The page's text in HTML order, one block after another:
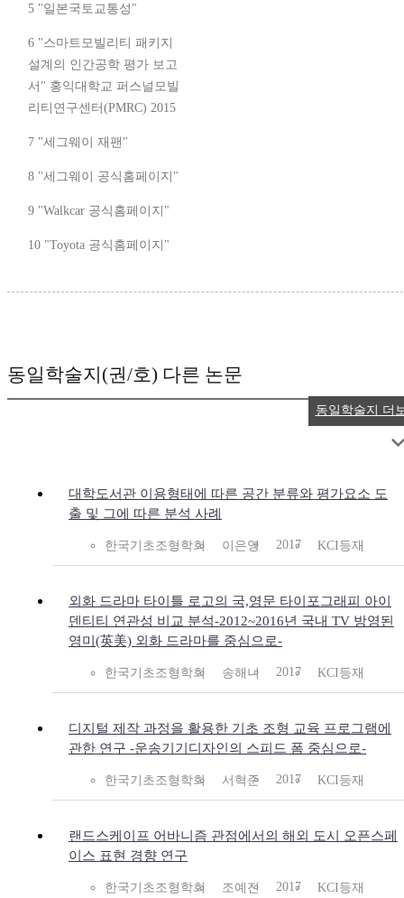
5 "일본국토교통성"
6 "스마트모빌리티 패키지
설계의 인간공학 평가 보고
서" 홍익대학교 퍼스널모빌
리티연구센터(PMRC) 2015
7 "세그웨이 재팬"
8 "세그웨이 공식홈페이지"
9 "Walkcar 공식홈페이지"
10 "Toyota 공식홈페이지"
동일학술지(권/호) 다른 논문
대학도서관 이용형태에 따른 공간 분류와 평가요소 도
출 및 그에 따른 분석 사례
한국기초조형학회 이은영 2017 KCI등재
외화 드라마 타이틀 로고의 국,영문 타이포그래피 아이
덴티티 연관성 비교 분석-2012~2016년 국내 TV 방영된
영미(英美) 외화 드라마를 중심으로-
한국기초조형학회 송해니 2017 KCI등재
디지털 제작 과정을 활용한 기초 조형 교육 프로그램에
관한 연구 -운송기기디자인의 스피드 폼 중심으로-
한국기초조형학회 서혁준 2017 KCI등재
랜드스케이프 어바니즘 관점에서의 해외 도시 오픈스페
이스 표현 경향 연구
한국기초조형학회 조예진 2017 KCI등재
동일학술지 더